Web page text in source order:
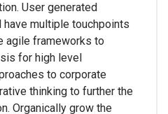
User generated
multiple touchpoints
agile frameworks to
for high level
to corporate
thinking to further the
Organically grow the